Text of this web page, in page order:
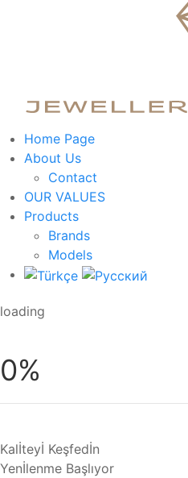
Home Page
About Us
Contact
OUR VALUES
Products
Brands
Models
loading
0%
Kalİteyİ Keşfedİn
Yenİlenme Başlıyor